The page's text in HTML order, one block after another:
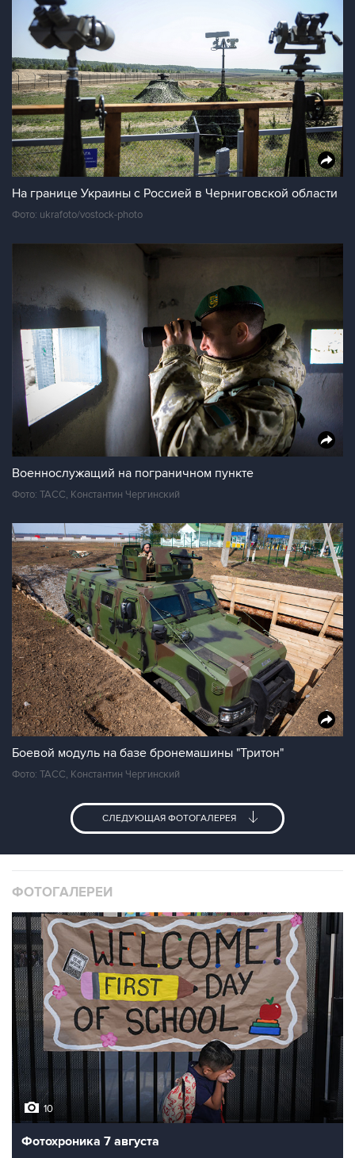
На границе Украины с Россией в Черниговской области
Фото: ukrafoto/vostock-photo
Военнослужащий на пограничном пункте
Фото: ТАСС, Константин Чергинский
Боевой модуль на базе бронемашины "Тритон"
Фото: ТАСС, Константин Чергинский
СЛЕДУЮЩАЯ ФОТОГАЛЕРЕЯ
ФОТОГАЛЕРЕИ
10
Фотохроника 7 августа